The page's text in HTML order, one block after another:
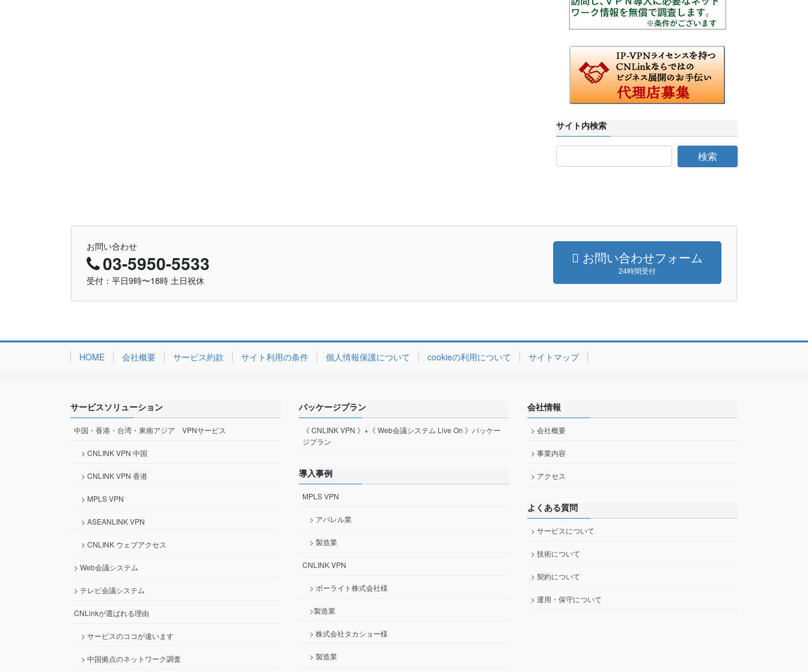
サイト内検索
お問い合わせ
03-5950-5533
受付：平日9時〜18時 土日祝休
お問い合わせフォーム
24時間受付
HOME 会社概要 サービス約款 サイト利用の条件 個人情報保護について cookieの利用について サイトマップ
サービスソリューション
中国・香港・台湾・東南アジア VPNサービス
> CNLINK VPN 中国
> CNLINK VPN 香港
> MPLS VPN
> ASEANLINK VPN
> CNLINK ウェブアクセス
> Web会議システム
> テレビ会議システム
CNLinkが選ばれる理由
> サービスのココが違います
> 中国拠点のネットワーク調査
パッケージプラン
《 CNLINK VPN 》+《 Web会議システム Live On 》パッケー
ジプラン
導入事例
MPLS VPN
> アパレル業
> 製造業
CNLINK VPN
> ポーライト株式会社様
>製造業
> 株式会社タカショー様
> 製造業
会社情報
> 会社概要
> 事業内容
> アクセス
よくある質問
> サービスについて
> 技術について
> 契約について
> 運用・保守について